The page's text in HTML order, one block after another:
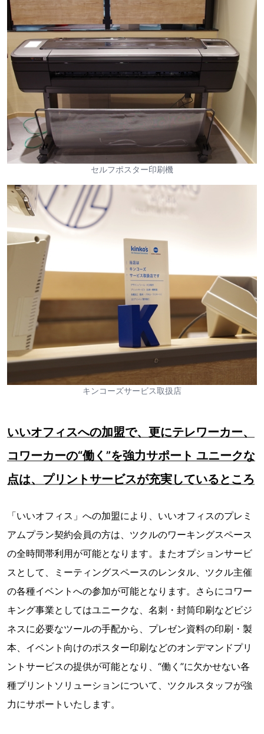
セルフポスター印刷機
キンコーズサービス取扱店
いいオフィスへの加盟で、更にテレワーカー、
コワーカーの“働く”を強力サポート ユニークな
点は、プリントサービスが充実しているところ
「いいオフィス」への加盟により、いいオフィスのプレミ
アムプラン契約会員の方は、ツクルのワーキングスペース
の全時間帯利用が可能となります。またオプションサービ
スとして、ミーティングスペースのレンタル、ツクル主催
の各種イベントへの参加が可能となります。さらにコワー
キング事業としてはユニークな、名刺・封筒印刷などビジ
ネスに必要なツールの手配から、プレゼン資料の印刷・製
本、イベント向けのポスター印刷などのオンデマンドプリ
ントサービスの提供が可能となり、“働く”に欠かせない各
種プリントソリューションについて、ツクルスタッフが強
力にサポートいたします。